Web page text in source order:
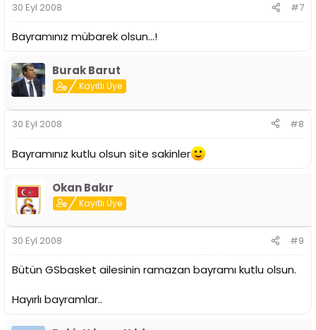
30 Eyl 2008 #7
Bayramınız mübarek olsun...!
Burak Barut
Kayıtlı Üye
30 Eyl 2008 #8
Bayramınız kutlu olsun site sakinler
Okan Bakır
Kayıtlı Üye
30 Eyl 2008 #9
Bütün GSbasket ailesinin ramazan bayramı kutlu olsun.
Hayırlı bayramlar..